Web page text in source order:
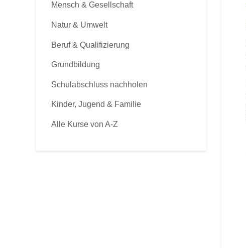
Mensch & Gesellschaft
Natur & Umwelt
Beruf & Qualifizierung
Grundbildung
Schulabschluss nachholen
Kinder, Jugend & Familie
Alle Kurse von A-Z